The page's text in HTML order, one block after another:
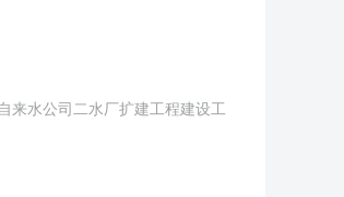
来水公司二水厂扩建工程建设工